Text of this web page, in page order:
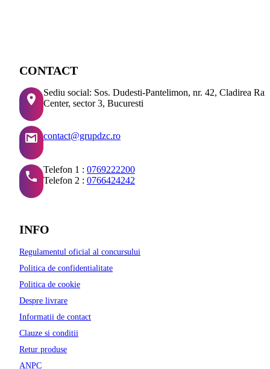
CONTACT
Sediu social: Sos. Dudesti-Pantelimon, nr. 42, Cladirea
Center, sector 3, Bucuresti
contact@grupdzc.ro
Telefon 1 : 0769222200
Telefon 2 : 0766424242
INFO
Regulamentul oficial al concursului
Politica de confidentialitate
Politica de cookie
Despre livrare
Informatii de contact
Clauze si conditii
Retur produse
ANPC